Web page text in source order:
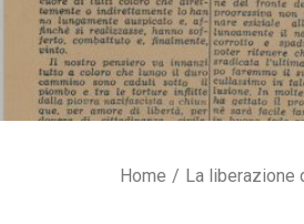
Home La liberazione